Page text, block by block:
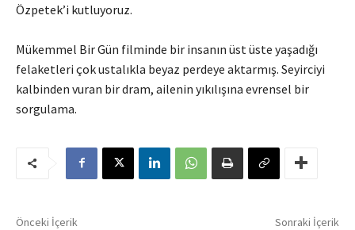
Özpetek’i kutluyoruz.
Mükemmel Bir Gün filminde bir insanın üst üste yaşadığı
felaketleri çok ustalıkla beyaz perdeye aktarmış. Seyirciyi
kalbinden vuran bir dram, ailenin yıkılışına evrensel bir
sorgulama.
Önceki İçerik Sonraki İçerik